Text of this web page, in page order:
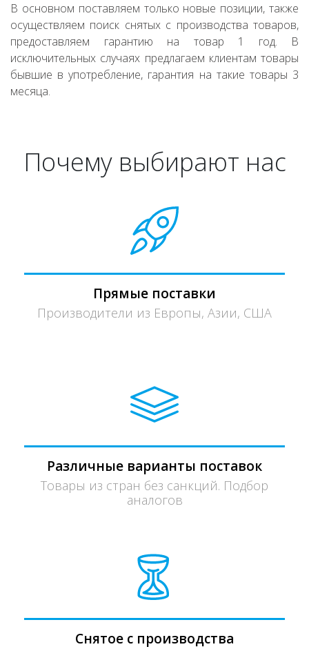
В основном поставляем только новые позиции, также
осуществляем поиск снятых с производства товаров,
предоставляем гарантию на товар 1 год. В
исключительных случаях предлагаем клиентам товары
бывшие в употребление, гарантия на такие товары 3
месяца.
Почему выбирают нас
Прямые поставки
Производители из Европы, Азии, США
Различные варианты поставок
Товары из стран без санкций. Подбор
аналогов
Снятое с производства